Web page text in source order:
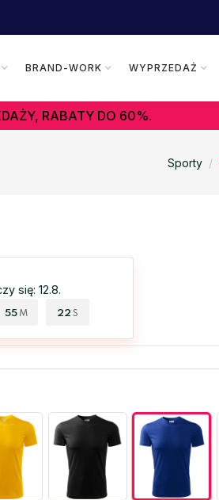
BRAND-WORK WYPRZEDAŻ
RABATY DO 60%.
Sporty
się: 12.8.
55 M 21 S